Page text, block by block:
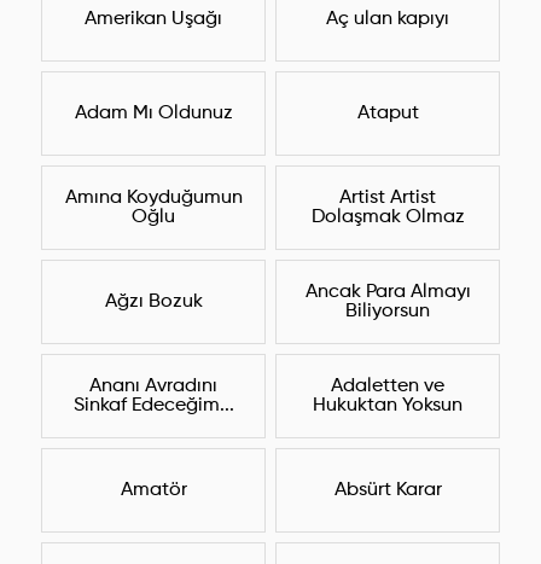
Amerikan Uşağı Aç ulan kapıyı
Adam Mı Oldunuz Ataput
Amına Koyduğumun
Oğlu
Artist Artist
Dolaşmak Olmaz
Ağzı Bozuk
Ancak Para Almayı
Biliyorsun
Ananı Avradını
Sinkaf Edeceğim...
Adaletten ve
Hukuktan Yoksun
Amatör Absürt Karar